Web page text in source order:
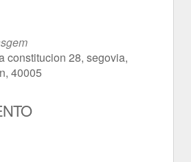
constitucion 28, segovia,
40005